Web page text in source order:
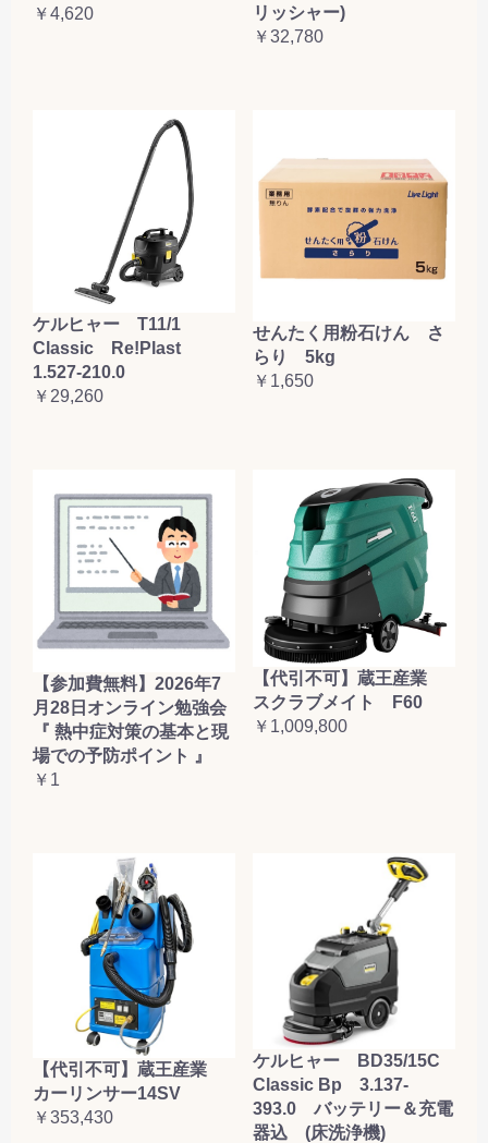
￥4,620
リッシャー)
￥32,780
ケルヒャー T11/1
Classic Re!Plast
1.527-210.0
￥29,260
せんたく用粉石けん さ
らり 5kg
￥1,650
【参加費無料】2026年7
月28日オンライン勉強会
『 熱中症対策の基本と現
場での予防ポイント 』
￥1
【代引不可】蔵王産業
スクラブメイト F60
￥1,009,800
【代引不可】蔵王産業
カーリンサー14SV
￥353,430
ケルヒャー BD35/15C
Classic Bp 3.137-
393.0 バッテリー＆充電
器込 (床洗浄機)